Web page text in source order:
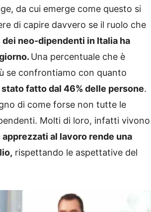
da cui emerge come questo si
di capire davvero se il ruolo che
dei neo-dipendenti in Italia ha
Una percentuale che è
se confrontiamo con quanto
fatto dal 46% delle persone.
di come forse non tutte le
Molti di loro, infatti vivono
al lavoro rende una
rispettando le aspettative del